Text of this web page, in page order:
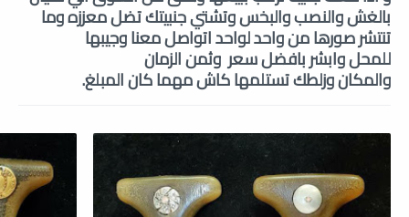
بالغش والنصب والبخسوتشتي جنبيتك تضل معززه وما
تنتشر صورها من واحد لواحد اتواصل معنا وجيبها
للمحلوابشر بافضل سعر وثمن الزمان
والمكانوزلطكتستلمهاكاش مهما كان المبلغ.